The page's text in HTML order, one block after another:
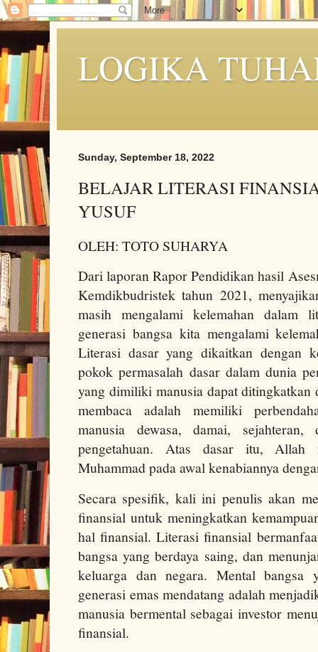
LOGIKA
Sunday, September 18, 2022
BELAJAR LITERASI
YUSUF
OLEH: TOTO SUHARYA
Dari laporan Rapor Pendidikan hasil
Kemdikbudristek tahun 2021,
masih mengalami kelemahan dalam
generasi bangsa kita mengalami
Literasi dasar yang dikaitkan dengan
pokok permasalah dasar dalam dunia
yang dimiliki manusia dapat ditingkatkan
membaca adalah memiliki
manusia dewasa, damai,
pengetahuan. Atas dasar itu, Allah
Muhammad pada awal kenabiannya
Secara spesifik, kali ini penulis akan
finansial untuk meningkatkan
hal finansial. Literasi finansial
bangsa yang berdaya saing, dan
keluarga dan negara. Mental bangsa
generasi emas mendatang adalah
manusia bermental sebagai investor
finansial.